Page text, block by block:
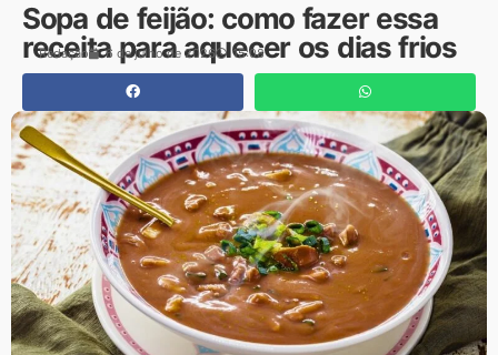
Sopa de feijão: como fazer essa
receita para aquecer os dias frios
Redação 6 de julho de 2026 15:08